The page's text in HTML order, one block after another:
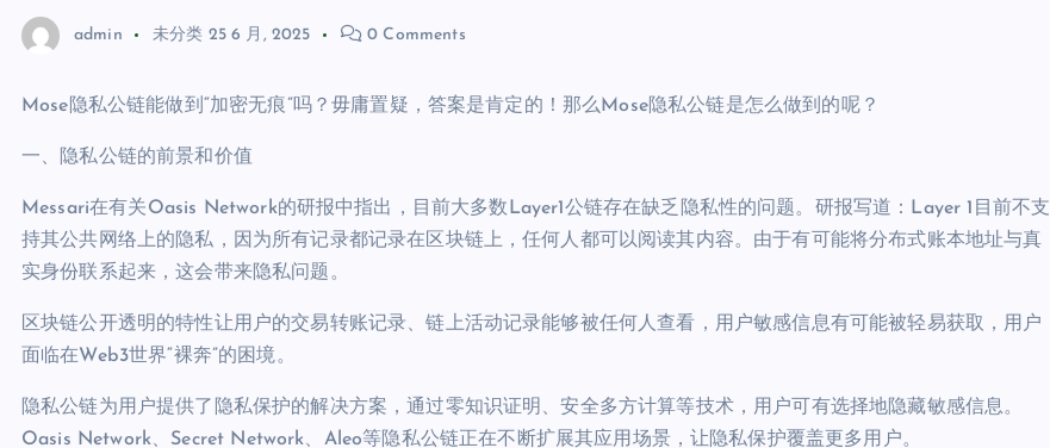
admin 未分类 25 6 月, 2025 0 Comments
Mose隐私公链能做到“加密无痕”吗？毋庸置疑，答案是肯定的！那么Mose隐私公链是怎么做到的呢？
一、隐私公链的前景和价值
Messari在有关Oasis Network的研报中指出，目前大多数Layer1公链存在缺乏隐私性的问题。研报写道：Layer 1目前不支
持其公共网络上的隐私，因为所有记录都记录在区块链上，任何人都可以阅读其内容。由于有可能将分布式账本地址与真
实身份联系起来，这会带来隐私问题。
区块链公开透明的特性让用户的交易转账记录、链上活动记录能够被任何人查看，用户敏感信息有可能被轻易获取，用户
面临在Web3世界“裸奔”的困境。
隐私公链为用户提供了隐私保护的解决方案，通过零知识证明、安全多方计算等技术，用户可有选择地隐藏敏感信息。
Oasis Network、Secret Network、Aleo等隐私公链正在不断扩展其应用场景，让隐私保护覆盖更多用户。